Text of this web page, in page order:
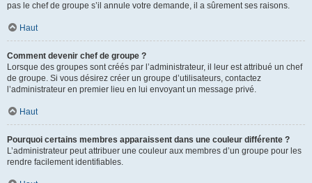
pas le chef de groupe s’il annule votre demande, il a sûrement ses raisons.
Haut
Comment devenir chef de groupe ?
Lorsque des groupes sont créés par l’administrateur, il leur est attribué un chef
de groupe. Si vous désirez créer un groupe d’utilisateurs, contactez
l’administrateur en premier lieu en lui envoyant un message privé.
Haut
Pourquoi certains membres apparaissent dans une couleur différente ?
L’administrateur peut attribuer une couleur aux membres d’un groupe pour les
rendre facilement identifiables.